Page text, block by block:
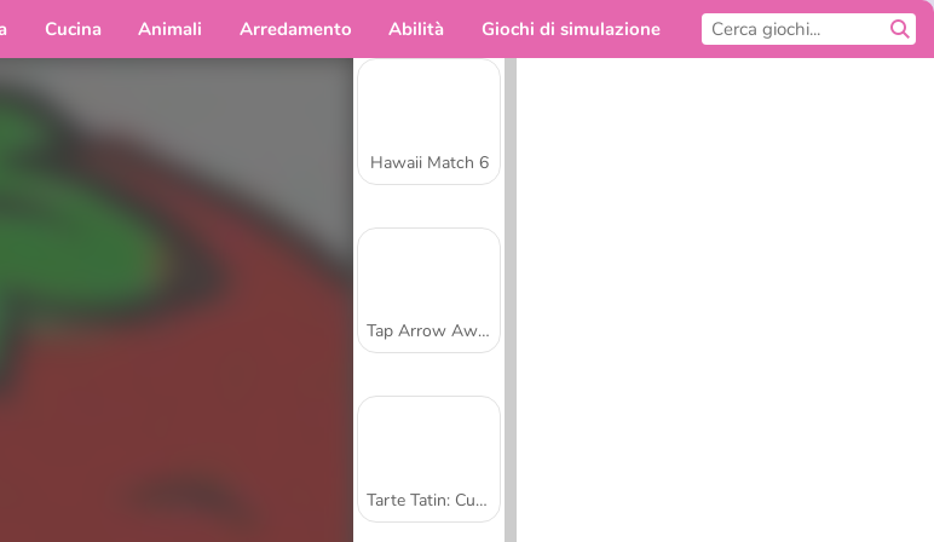
Cucina Animali Arredamento Abilità Giochi di simulazione
Hawaii Match 6
Tap Arrow Away
Tarte Tatin: Cucina con Sara